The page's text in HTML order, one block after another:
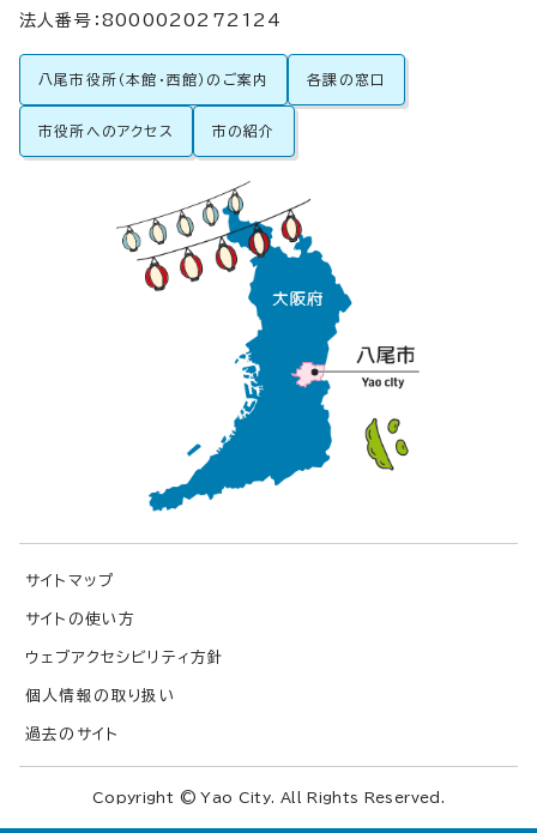
法人番号：8000020272124
八尾市役所（本館・西館）のご案内 各課の窓口
市役所へのアクセス 市の紹介
サイトマップ
サイトの使い方
ウェブアクセシビリティ方針
個人情報の取り扱い
過去のサイト
Copyright © Yao City. All Rights Reserved.